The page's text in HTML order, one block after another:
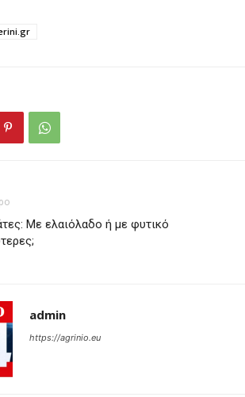
Με ελαιόλαδο ή με φυτικό
admin
https://agrinio.eu